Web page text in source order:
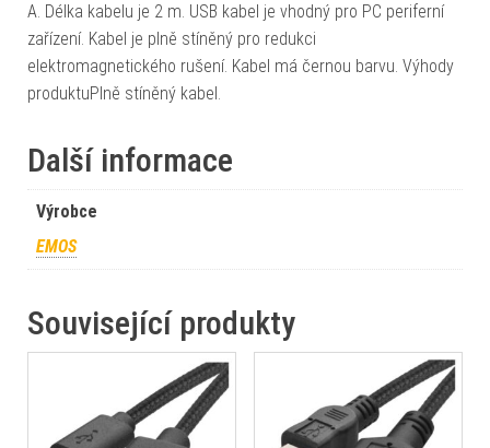
A. Délka kabelu je 2 m. USB kabel je vhodný pro PC periferní
zařízení. Kabel je plně stíněný pro redukci
elektromagnetického rušení. Kabel má černou barvu. Výhody
produktuPlně stíněný kabel.
Další informace
Výrobce
EMOS
Související produkty